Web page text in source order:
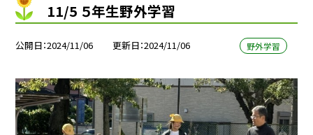
11/5 ５年生野外学習
公開日 2024/11/06 更新日 2024/11/06 野外学習